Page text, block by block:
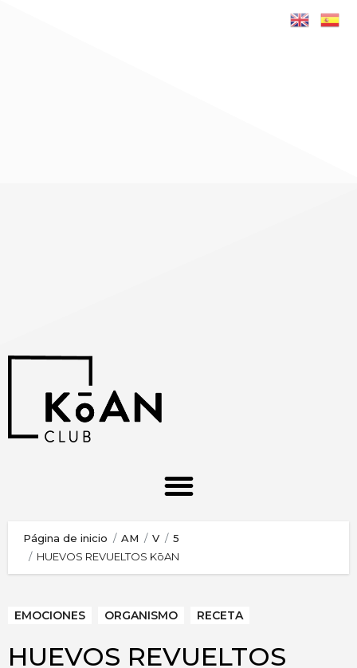
Página de inicio AM V
5
HUEVOS REVUELTOS KōAN
EMOCIONES ORGANISMO RECETA
HUEVOS REVUELTOS